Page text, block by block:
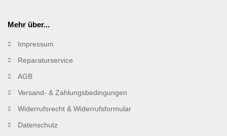
Mehr über...
Impressum
Reparaturservice
AGB
Versand- & Zahlungsbedingungen
Widerrufsrecht & Widerrufsformular
Datenschutz